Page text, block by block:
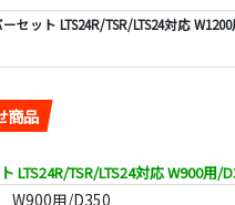
セット LTS24R/TSR/LTS24対応
商品
LTS24R/TSR/LTS24対応 W900用/
W900用/D350